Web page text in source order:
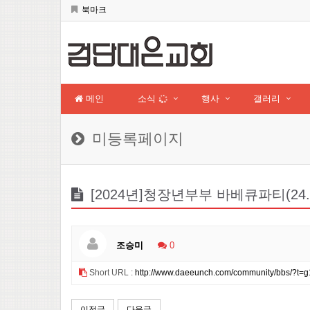
북마크
메인 소식 행사 갤러리
미등록페이지
[2024년]청장년부부 바베큐파티
조승미 0
Short URL : http://www.daeeunch.com/community/bbs/